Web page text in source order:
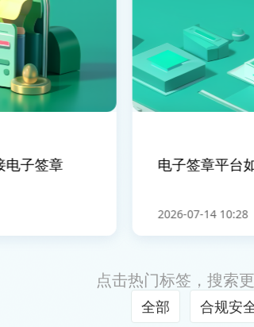
子签章 电子签章平台如
2026-07-14 10:28
点击热门标签，搜索
全部 合规安